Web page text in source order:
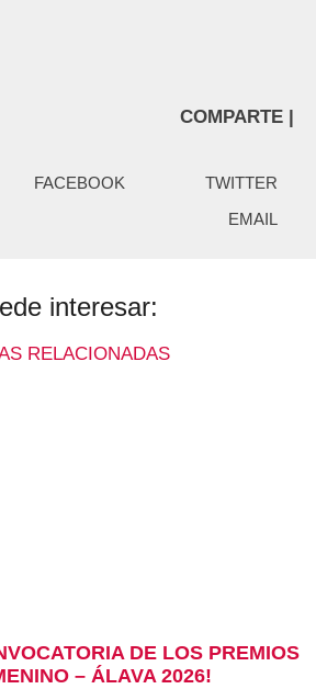
COMPARTE |
FACEBOOK
TWITTER
EMAIL
interesar:
RELACIONADAS
DE LOS PREMIOS
– ÁLAVA 2026!